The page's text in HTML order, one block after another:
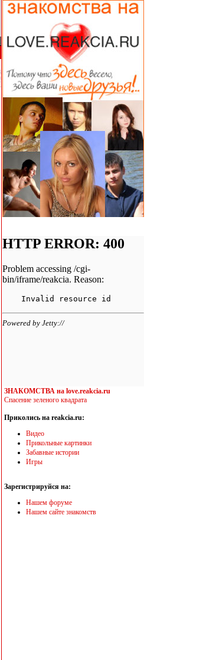
ЗНАКОМСТВА на love.reakcia.ru
Спасение зеленого квадрата
Приколись на reakcia.ru:
Видео
Прикольные картинки
Забавные истории
Игры
Зарегистрируйся на:
Нашем форуме
Нашем сайте знакомств